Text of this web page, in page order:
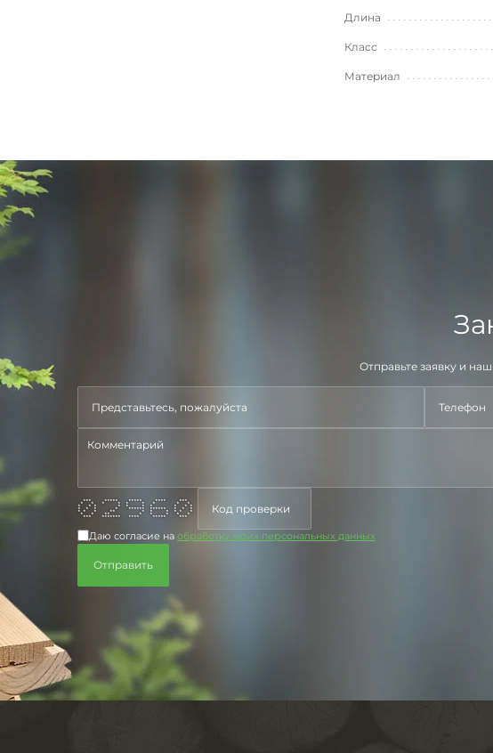
Длина
Класс
Материал
Отправьте заявку и
*** ***** ***** **** ***
* * * * * * * * *
* * * * * * * * * *
* * * * ****** ****** * * *
* * * ** * * * * * *
* * ** * * * * *
*** ******* **** ***** ***
Даю согласие на обработку моих персональных данных